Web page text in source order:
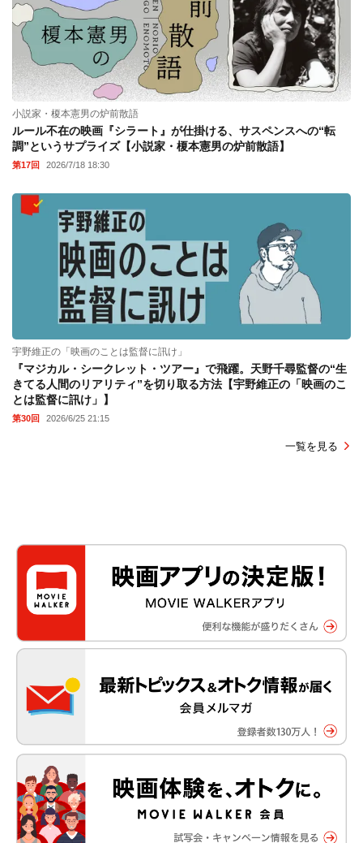
小説家・榎本憲男の炉前散語
ルール不在の映画『シラート』が仕掛ける、サスペンスへの“転
調”というサプライズ【小説家・榎本憲男の炉前散語】
第17回 2026/7/18 18:30
宇野維正の「映画のことは監督に訊け」
『マジカル・シークレット・ツアー』で飛躍。天野千尋監督の“生
きてる人間のリアリティ”を切り取る方法【宇野維正の「映画のこ
とは監督に訊け」】
第30回 2026/6/25 21:15
一覧を見る